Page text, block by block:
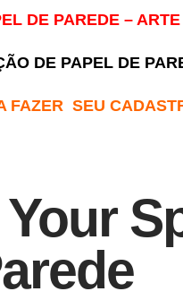
DE PAREDE –
DE PAPEL DE
FAZER SEU